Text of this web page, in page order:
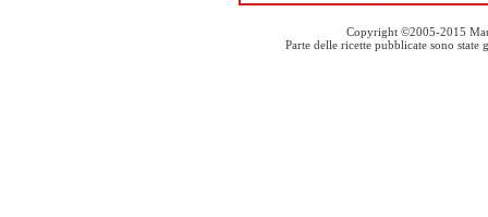
Copyright ©2005-2015
Parte delle ricette pubblicate sono state